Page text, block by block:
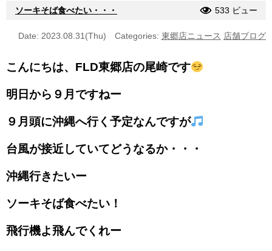
ソーキそば食べたい・・・ 533 ビュー
Date: 2023.08.31(Thu) Categories: 東郷店ニュース 店舗ブログ
こんにちは、FLD東郷店の尾崎です
明日から９月ですねー
９月頭に沖縄へ行く予定なんですが
台風が接近していてどうなるか・・・
沖縄行きたいー
ソーキそば食べたい！
飛行機よ飛んでくれー